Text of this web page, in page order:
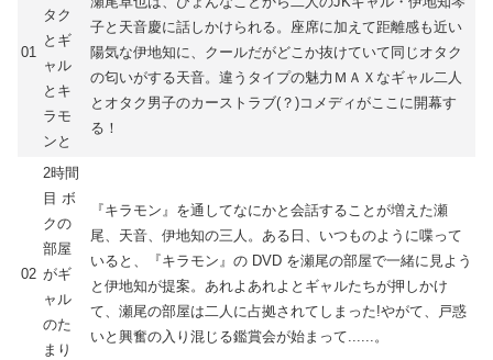
01
タク
とギ
ャル
とキ
ラモ
ンと
子と天音慶に話しかけられる。座席に加えて距離感も近い
陽気な伊地知に、クールだがどこか抜けていて同じオタク
の匂いがする天音。違うタイプの魅力ＭＡＸなギャル二人
とオタク男子のカーストラブ(？)コメディがここに開幕す
る！
02
2時間
目 ボ
クの
部屋
がギ
ャル
のた
まり
『キラモン』を通してなにかと会話することが増えた瀬
尾、天音、伊地知の三人。ある日、いつものように喋って
いると、『キラモン』の DVD を瀬尾の部屋で一緒に見よう
と伊地知が提案。あれよあれよとギャルたちが押しかけ
て、瀬尾の部屋は二人に占拠されてしまった!やがて、戸惑
いと興奮の入り混じる鑑賞会が始まって......。